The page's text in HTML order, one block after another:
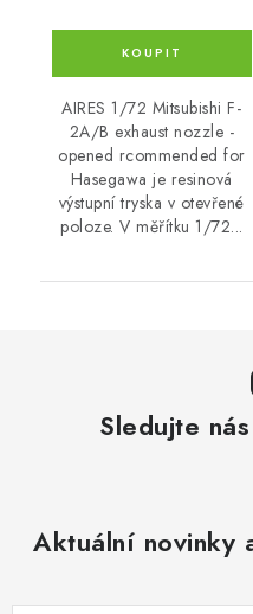
AIRES 1/72 Mitsubishi F-
2A/B exhaust nozzle -
opened rcommended for
Hasegawa je resinová
výstupní tryska v otevřené
poloze. V měřítku 1/72...
Sledujte
Aktuální novinky